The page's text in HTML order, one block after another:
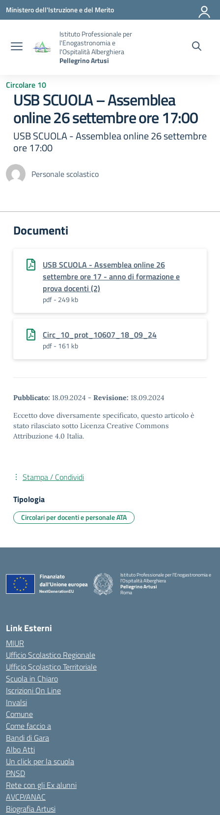
Vai ai contenuti
Vai al menu di navigazione
Vai al footer
Ministero dell'Istruzione e del Merito
Istituto Professionale per
l'Enogastronomia e
l'Ospitalità Alberghiera
Pellegrino Artusi
Circolare 10
USB SCUOLA – Assemblea
online 26 settembre ore 17:00
USB SCUOLA - Assemblea online 26 settembre
ore 17:00
Personale scolastico
Documenti
USB SCUOLA - Assemblea online 26
settembre ore 17 - anno di formazione e
prova docenti (2)
pdf - 249 kb
Circ_10_prot_10607_18_09_24
pdf - 161 kb
Pubblicato: 18.09.2024 - Revisione: 18.09.2024
Eccetto dove diversamente specificato, questo articolo è
stato rilasciato sotto Licenza Creative Commons
Attribuzione 4.0 Italia.
Stampa / Condividi
Tipologia
Circolari per docenti e personale ATA
Istituto Professionale per l'Enogastronomia e
l'Ospitalità Alberghiera
Pellegrino Artusi
Roma
Link Esterni
MIUR
Ufficio Scolastico Regionale
Ufficio Scolastico Territoriale
Scuola in Chiaro
Iscrizioni On Line
Invalsi
Comune
Come faccio a
Bandi di Gara
Albo Atti
Un click per la scuola
PNSD
Rete con gli Ex alunni
AVCP/ANAC
Biografia Artusi